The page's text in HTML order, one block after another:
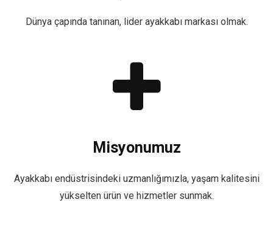
Dünya çapında tanınan, lider ayakkabı markası olmak.
Misyonumuz
Ayakkabı endüstrisindeki uzmanlığımızla, yaşam kalitesini
yükselten ürün ve hizmetler sunmak.